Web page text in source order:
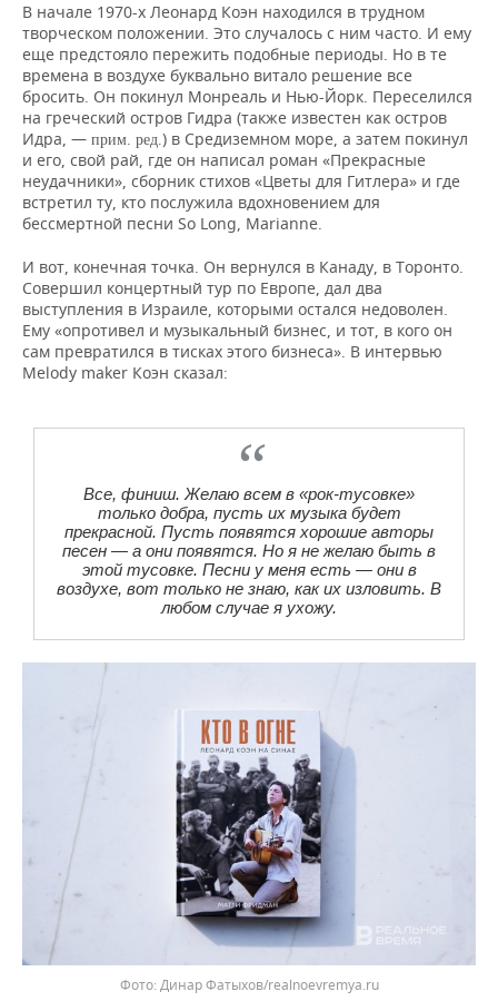
В начале 1970-х Леонард Коэн находился в трудном
творческом положении. Это случалось с ним часто. И ему
еще предстояло пережить подобные периоды. Но в те
времена в воздухе буквально витало решение все
бросить. Он покинул Монреаль и Нью-Йорк. Переселился
на греческий остров Гидра (также известен как остров
Идра, — прим. ред.) в Средиземном море, а затем покинул
и его, свой рай, где он написал роман «Прекрасные
неудачники», сборник стихов «Цветы для Гитлера» и где
встретил ту, кто послужила вдохновением для
бессмертной песни So Long, Marianne.
И вот, конечная точка. Он вернулся в Канаду, в Торонто.
Совершил концертный тур по Европе, дал два
выступления в Израиле, которыми остался недоволен.
Ему «опротивел и музыкальный бизнес, и тот, в кого он
сам превратился в тисках этого бизнеса». В интервью
Melody maker Коэн сказал:
Все, финиш. Желаю всем в «рок-тусовке»
только добра, пусть их музыка будет
прекрасной. Пусть появятся хорошие авторы
песен — а они появятся. Но я не желаю быть в
этой тусовке. Песни у меня есть — они в
воздухе, вот только не знаю, как их изловить. В
любом случае я ухожу.
Динар Фатыхов/realnoevremya.ru